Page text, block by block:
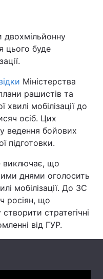
Туризм
двохмільйонну
цього буде
Міністерства
рашистів та
мобілізації до
осіб. Цих
ведення бойових
підготовки.
виключає, що
днями оголосить
мобілізації. До ЗС
росіян, що
стратегічні
від ГУР.